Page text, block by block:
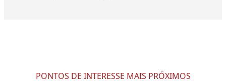
PONTOS DE INTERESSE MAIS PRÓXIMOS